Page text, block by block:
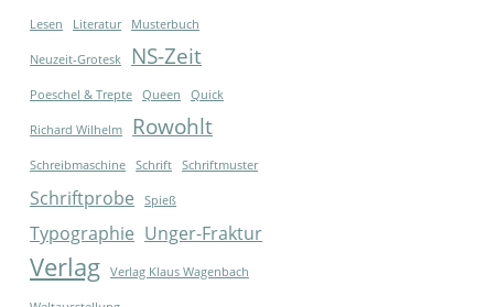
Lesen Literatur Musterbuch
Neuzeit-Grotesk NS-Zeit
Poeschel & Trepte Queen Quick
Richard Wilhelm Rowohlt
Schreibmaschine Schrift Schriftmuster
Schriftprobe Spieß
Typographie Unger-Fraktur
Verlag Verlag Klaus Wagenbach